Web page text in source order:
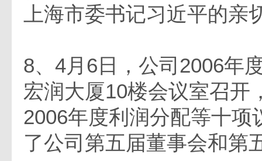
上海市委书记习近平的亲
8、4月6日，公司2006年
宏润大厦10楼会议室召开
2006年度利润分配等十项
了公司第五届董事会和第